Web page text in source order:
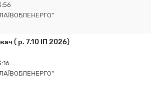
( р. 7.10 ІП 2026)